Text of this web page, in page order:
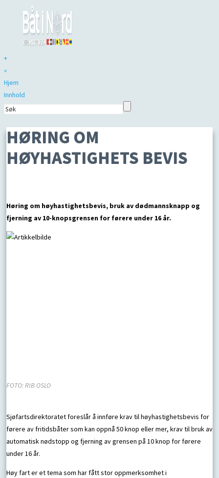
+
«
Hjem
Innhold
HØRING OM
HØYHASTIGHETS BEVIS
Høring om høyhastighetsbevis, bruk av dødmannsknapp og
fjerning av 10-knopsgrensen for førere under 16 år.
FOTO: RIB OSLO
Sjøfartsdirektoratet foreslår å innføre krav til høyhastighetsbevis for
førere av fritidsbåter som kan oppnå 50 knop eller mer, krav til bruk av
automatisk nødstopp og fjerning av grensen på 10 knop for førere
under 16 år.
Høy fart er et tema som har fått stor oppmerksomhet i